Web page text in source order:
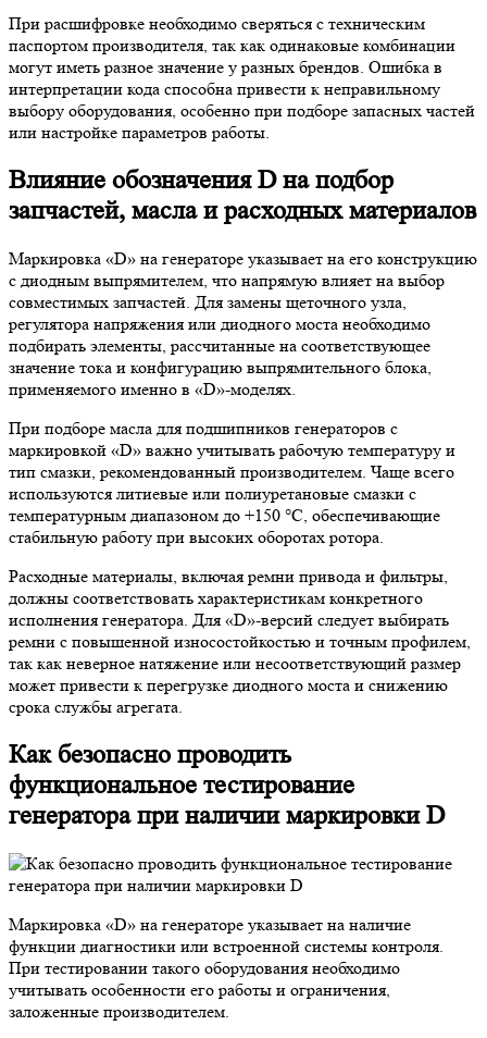
При расшифровке необходимо сверяться с техническим
паспортом производителя, так как одинаковые комбинации
могут иметь разное значение у разных брендов. Ошибка в
интерпретации кода способна привести к неправильному
выбору оборудования, особенно при подборе запасных частей
или настройке параметров работы.
Влияние обозначения D на подбор
запчастей, масла и расходных материалов
Маркировка «D» на генераторе указывает на его конструкцию
с диодным выпрямителем, что напрямую влияет на выбор
совместимых запчастей. Для замены щеточного узла,
регулятора напряжения или диодного моста необходимо
подбирать элементы, рассчитанные на соответствующее
значение тока и конфигурацию выпрямительного блока,
применяемого именно в «D»-моделях.
При подборе масла для подшипников генераторов с
маркировкой «D» важно учитывать рабочую температуру и
тип смазки, рекомендованный производителем. Чаще всего
используются литиевые или полиуретановые смазки с
температурным диапазоном до +150 °C, обеспечивающие
стабильную работу при высоких оборотах ротора.
Расходные материалы, включая ремни привода и фильтры,
должны соответствовать характеристикам конкретного
исполнения генератора. Для «D»-версий следует выбирать
ремни с повышенной износостойкостью и точным профилем,
так как неверное натяжение или несоответствующий размер
может привести к перегрузке диодного моста и снижению
срока службы агрегата.
Как безопасно проводить
функциональное тестирование
генератора при наличии маркировки D
Маркировка «D» на генераторе указывает на наличие
функции диагностики или встроенной системы контроля.
При тестировании такого оборудования необходимо
учитывать особенности его работы и ограничения,
заложенные производителем.